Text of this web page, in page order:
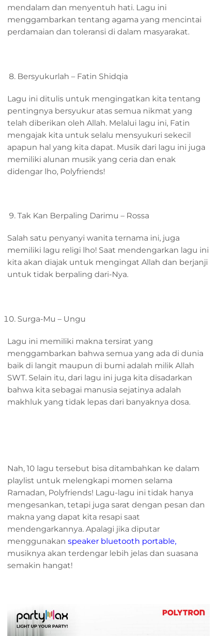
mendalam dan menyentuh hati. Lagu ini
menggambarkan tentang agama yang mencintai
perdamaian dan toleransi di dalam masyarakat.
Bersyukurlah – Fatin Shidqia
Lagu ini ditulis untuk mengingatkan kita tentang
pentingnya bersyukur atas semua nikmat yang
telah diberikan oleh Allah. Melalui lagu ini, Fatin
mengajak kita untuk selalu mensyukuri sekecil
apapun hal yang kita dapat. Musik dari lagu ini juga
memiliki alunan musik yang ceria dan enak
didengar lho, Polyfriends!
Tak Kan Berpaling Darimu – Rossa
Salah satu penyanyi wanita ternama ini, juga
memiliki lagu religi lho! Saat mendengarkan lagu ini
kita akan diajak untuk mengingat Allah dan berjanji
untuk tidak berpaling dari-Nya.
Surga-Mu – Ungu
Lagu ini memiliki makna tersirat yang
menggambarkan bahwa semua yang ada di dunia
baik di langit maupun di bumi adalah milik Allah
SWT. Selain itu, dari lagu ini juga kita disadarkan
bahwa kita sebagai manusia sejatinya adalah
makhluk yang tidak lepas dari banyaknya dosa.
Nah, 10 lagu tersebut bisa ditambahkan ke dalam
playlist untuk melengkapi momen selama
Ramadan, Polyfriends! Lagu-lagu ini tidak hanya
mengesankan, tetapi juga sarat dengan pesan dan
makna yang dapat kita resapi saat
mendengarkannya. Apalagi jika diputar
menggunakan speaker bluetooth portable,
musiknya akan terdengar lebih jelas dan suasana
semakin hangat!